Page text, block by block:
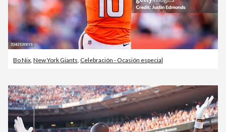
Bo Nix New York Giants Celebración - Ocasión especial